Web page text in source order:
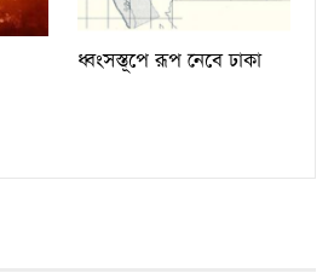
ধ্বংসস্তূপে রূপ নেবে ঢাকা